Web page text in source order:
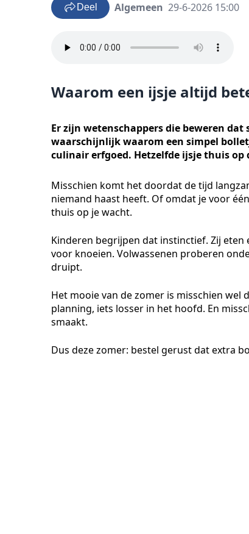
Deel Algemeen 29-6-2026 15:00
Waarom een ijsje altijd
Er zijn wetenschappers die beweren
waarschijnlijk waarom een simpel
culinair erfgoed. Hetzelfde ijsje thuis op
Misschien komt het doordat de tijd
niemand haast heeft. Of omdat je voor
thuis op je wacht.
Kinderen begrijpen dat instinctief. Zij eten
voor knoeien. Volwassenen proberen
druipt.
Het mooie van de zomer is misschien
planning, iets losser in het hoofd. En
smaakt.
Dus deze zomer: bestel gerust dat extra